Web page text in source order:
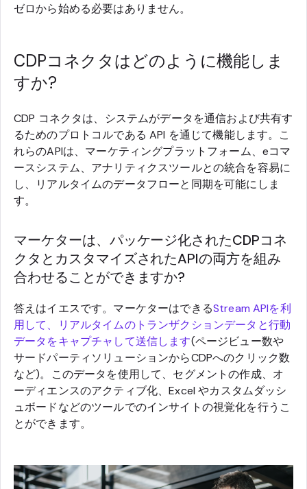
ゼロから始める必要はありません。
CDPコネクタはどのように機能しま
すか?
CDP コネクタは、システムがデータを通信および共有す
るためのプロトコルである API を通じて機能します。こ
れらのAPIは、マーケティングプラットフォーム、eコマ
ースシステム、アナリティクスツールとの統合を容易に
し、リアルタイムのデータフローと同期を可能にしま
す。
マーケターは、パッケージ化されたCDPコネ
クタとカスタマイズされたAPIの両方を組み
合わせることができますか?
答えはイエスです。マーケターはできるStream APIを利
用して、リアルタイムのトランザクションデータと行動
データをキャプチャして送信します(ページビュー数や
サードパーティソリューションからCDPへのクリック数
など)。このデータを使用して、セグメントの作成、オ
ーディエンスのアクティブ化、Excel やカスタムダッシ
ュボードなどのツールでのインサイトの視覚化を行うこ
とができます。